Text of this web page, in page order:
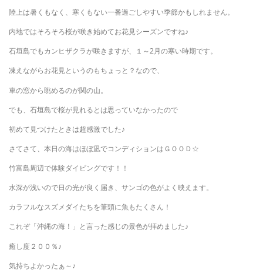
陸上は暑くもなく、寒くもない一番過ごしやすい季節かもしれません。
内地ではそろそろ桜が咲き始めてお花見シーズンですね♪
石垣島でもカンヒザクラが咲きますが、１～2月の寒い時期です。
凍えながらお花見というのもちょっと？なので、
車の窓から眺めるのが関の山。
でも、石垣島で桜が見れるとは思っていなかったので
初めて見つけたときは超感激でした♪
さてさて、本日の海はほぼ凪でコンディションはＧＯＯＤ☆
竹富島周辺で体験ダイビングです！！
水深が浅いので日の光が良く届き、サンゴの色がよく映えます。
カラフルなスズメダイたちを筆頭に魚もたくさん！
これぞ「沖縄の海！」と言った感じの景色が拝めました♪
癒し度２００％♪
気持ちよかったぁ～♪